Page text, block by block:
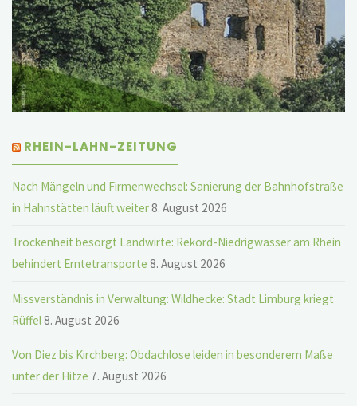
RHEIN-LAHN-ZEITUNG
Nach Mängeln und Firmenwechsel: Sanierung der Bahnhofstraße
in Hahnstätten läuft weiter8. August 2026
Trockenheit besorgt Landwirte: Rekord-Niedrigwasser am Rhein
behindert Erntetransporte 8. August 2026
Missverständnis in Verwaltung: Wildhecke: Stadt Limburg kriegt
Rüffel8. August 2026
Von Diez bis Kirchberg: Obdachlose leiden in besonderem Maße
unter der Hitze 7. August 2026